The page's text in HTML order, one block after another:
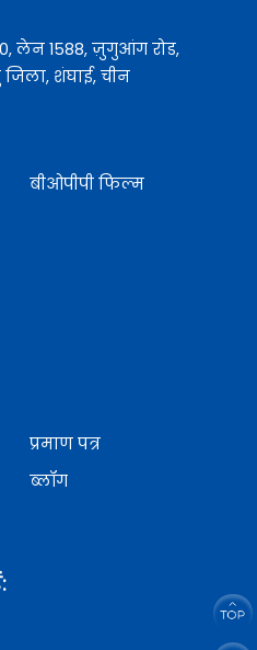
लेन 1588, ज़ुगुआंग रोड,
शंघाई, चीन
बीओपीपी फिल्म
प्रमाण पत्र
ब्लॉग